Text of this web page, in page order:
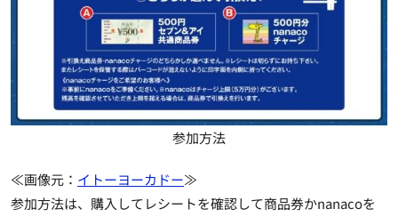
参加方法
≪画像元： イトーヨーカドー≫
参加方法は、 購入してレシートを確認して商品券かnanacoを